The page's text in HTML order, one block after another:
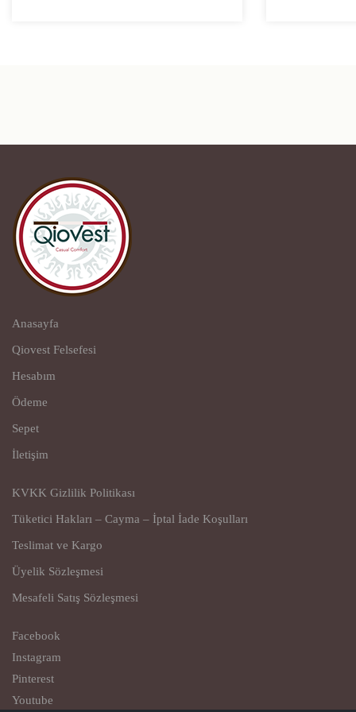
Anasayfa
Qiovest Felsefesi
Hesabım
Ödeme
Sepet
İletişim
KVKK Gizlilik Politikası
Tüketici Hakları – Cayma – İptal İade Koşulları
Teslimat ve Kargo
Üyelik Sözleşmesi
Mesafeli Satış Sözleşmesi
Facebook
Instagram
Pinterest
Youtube